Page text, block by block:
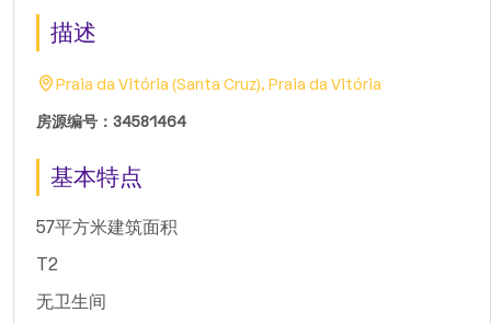
描述
Praia da Vitória (Santa Cruz), Praia da Vitória
房源编号：34581464
基本特点
57平方米建筑面积
T2
无卫生间